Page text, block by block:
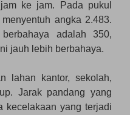
ke jam. Pada pukul
angka 2.483.
adalah 350,
jauh lebih berbahaya.
lahan kantor, sekolah,
Jarak pandang yang
kecelakaan yang terjadi